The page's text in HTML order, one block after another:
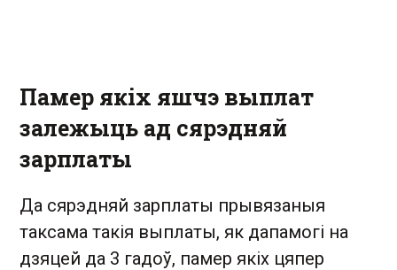
Памер якіх яшчэ выплат
залежыць ад сярэдняй
зарплаты
Да сярэдняй зарплаты прывязаныя
таксама такія выплаты, як дапамогі на
дзяцей да 3 гадоў, памер якіх цяпер